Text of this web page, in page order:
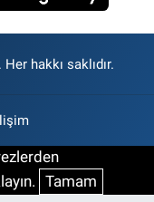
hakkı saklıdır.
Tamam